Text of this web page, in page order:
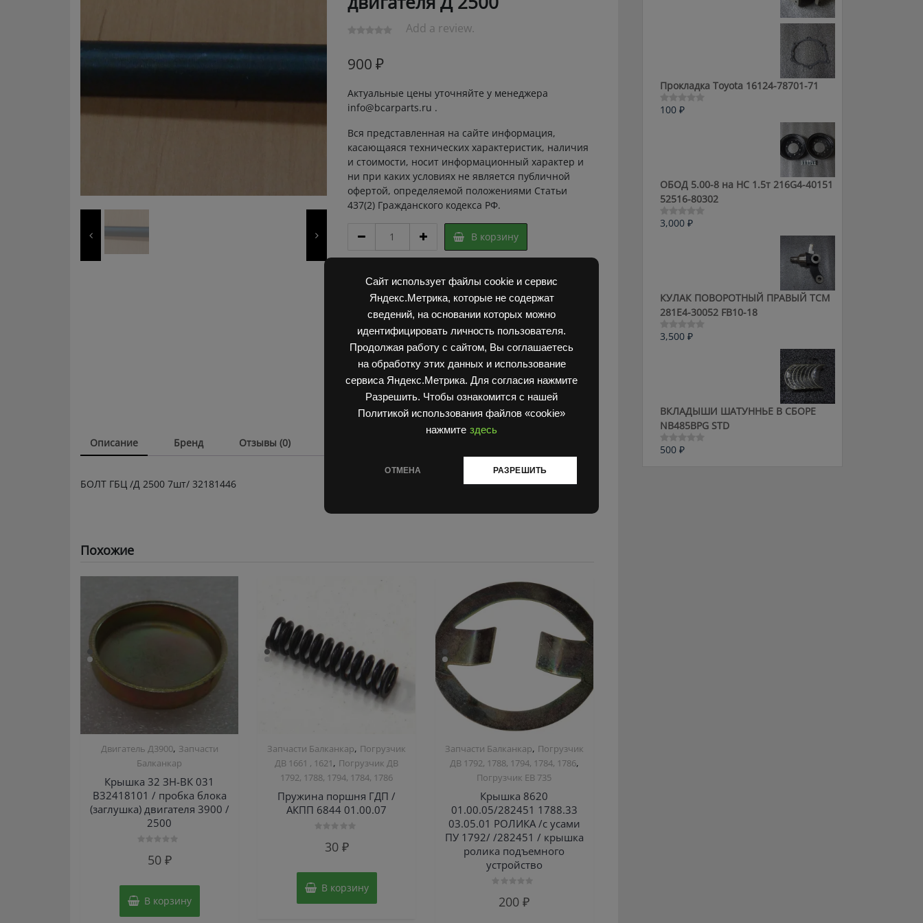
Сайт использует файлы cookie и сервис
Яндекс.Метрика, которые не содержат
сведений, на основании которых можно
идентифицировать личность пользователя.
Продолжая работу с сайтом, Вы соглашаетесь
на обработку этих данных и использование
сервиса Яндекс.Метрика. Для согласия нажмите
Разрешить. Чтобы ознакомится с нашей
Политикой использования файлов «cookie»
нажмите здесь
ОТМЕНА РАЗРЕШИТЬ
Add a review.
900 ₽
Актуальные цены уточняйте у менеджера
info@bcarparts.ru .
Вся представленная на сайте информация,
касающаяся технических характеристик, наличия
и стоимости, носит информационный характер и
ни при каких условиях не является публичной
офертой, определяемой положениями Статьи
437(2) Гражданского кодекса РФ.
Д
7шт
32181446,
болт
головки
двигателя
Д
2500
quantity
В корзину
Артикул: 3B60034 Super
Категории:
Двигатель Д2500 Запчасти Балканкар
Описание Бренд Отзывы (0)
БОЛТ ГБЦ /Д 2500 7шт/ 32181446
Похожие
Двигатель Д3900, Запчасти
Балканкар
Крышка 32 ЗН-ВК 031
В32418101 / пробка блока
(заглушка) двигателя 3900 /
2500
50 ₽
В корзину
Запчасти Балканкар, Погрузчик
ДВ 1661 , 1621, Погрузчик ДВ
1792, 1788, 1794, 1784, 1786
Пружина поршня ГДП /
АКПП 6844 01.00.07
30 ₽
В корзину
Запчасти Балканкар, Погрузчик
ДВ 1792, 1788, 1794, 1784, 1786,
Погрузчик ЕВ 735
Крышка 8620
01.00.05/282451 1788.33
03.05.01 РОЛИКА /с усами
ПУ 1792/ /282451 / крышка
ролика подъемного
устройство
200₽
Прокладка Toyota 16124-78701-71
Оценка
100 ₽
ОБОД 5.00-8 на HC 1.5т 216G4-40151
52516-80302
Оценка
3,000 ₽
КУЛАК ПОВОРОТНЫЙ ПРАВЫЙ ТСМ
281E4-30052 FB10-18
Оценка
3,500 ₽
ВКЛАДЫШИ ШАТУННЬЕ В СБОРЕ
NB485BPG STD
Оценка
500 ₽